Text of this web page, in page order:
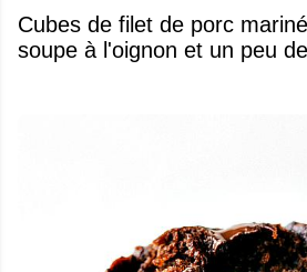
Cubes de filet de porc
soupe à l'oignon et un peu